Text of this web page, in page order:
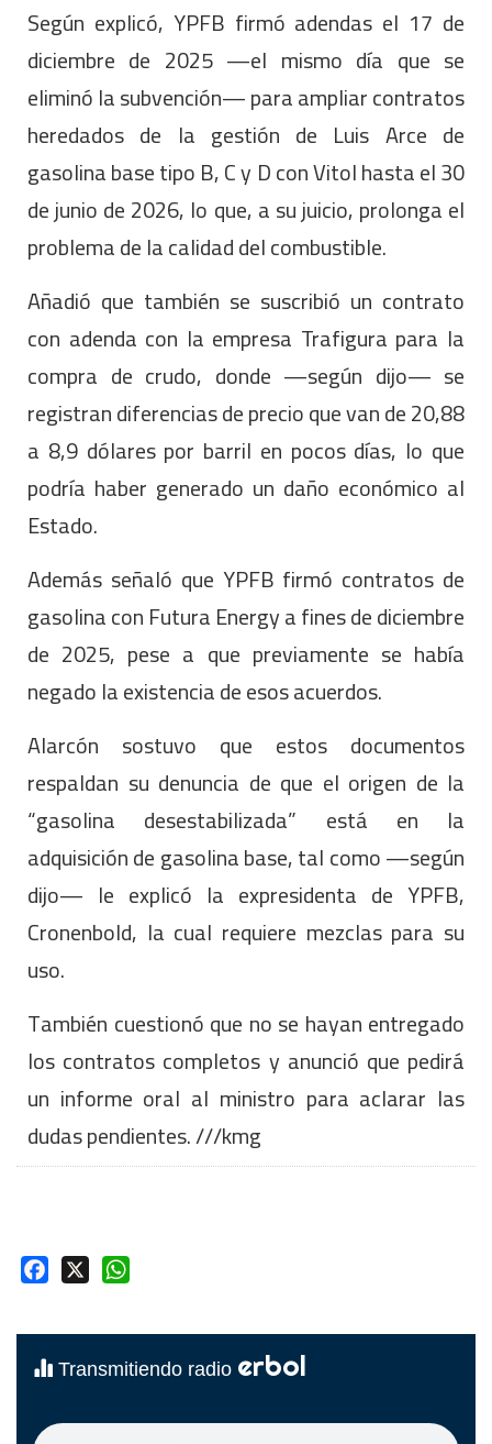
Según explicó, YPFB firmó adendas el 17 de
diciembre de 2025 —el mismo día que se
eliminó la subvención— para ampliar contratos
heredados de la gestión de Luis Arce de
gasolina base tipo B, C y D con Vitol hasta el 30
de junio de 2026, lo que, a su juicio, prolonga el
problema de la calidad del combustible.
Añadió que también se suscribió un contrato
con adenda con la empresa Trafigura para la
compra de crudo, donde —según dijo— se
registran diferencias de precio que van de 20,88
a 8,9 dólares por barril en pocos días, lo que
podría haber generado un daño económico al
Estado.
Además señaló que YPFB firmó contratos de
gasolina con Futura Energy a fines de diciembre
de 2025, pese a que previamente se había
negado la existencia de esos acuerdos.
Alarcón sostuvo que estos documentos
respaldan su denuncia de que el origen de la
“gasolina desestabilizada” está en la
adquisición de gasolina base, tal como —según
dijo— le explicó la expresidenta de YPFB,
Cronenbold, la cual requiere mezclas para su
uso.
También cuestionó que no se hayan entregado
los contratos completos y anunció que pedirá
un informe oral al ministro para aclarar las
dudas pendientes. ///kmg
Facebook
Transmitiendo radio erbol